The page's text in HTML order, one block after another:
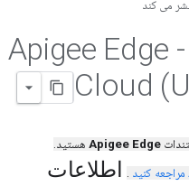
می کند
Apigee Edge هستید.
مراجعه کنید . اطلاعات